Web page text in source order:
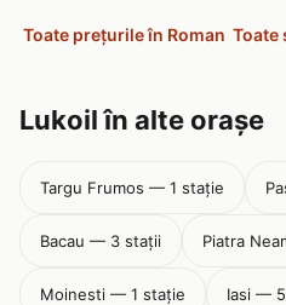
Toate prețurile în Roman Toate
Lukoil în alte orașe
Targu Frumos — 1 stație
Bacau — 3 stații Piatra
Moinesti — 1 stație Iasi —